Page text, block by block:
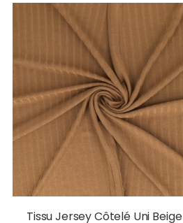
Tissu Jersey Côtelé Uni Beige